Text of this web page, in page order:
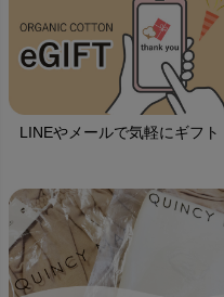
LINEやメールで気軽にギフト